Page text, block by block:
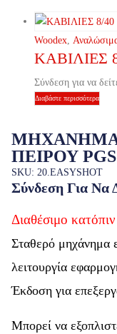
Woodex,
ΚΑΒΙΛΙΕΣ
Σύνδεση για να
Διαβάστε περισσότερα
ΜΗΧΑΝΗΜΑ
ΠΕΙΡΟΥ
SKU: 20.EASYSHOT
Σύνδεση Για Να
Διαθέσιμο
Σταθερό μηχάνημα
λειτουργία
Έκδοση για
Μπορεί να